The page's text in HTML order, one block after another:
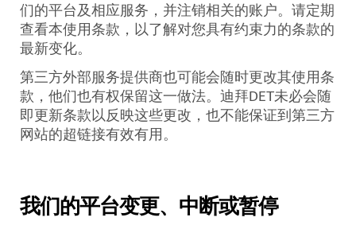
们的平台及相应服务，并注销相关的账户。请定期
查看本使用条款，以了解对您具有约束力的条款的
最新变化。
第三方外部服务提供商也可能会随时更改其使用条
款，他们也有权保留这一做法。迪拜DET未必会随
即更新条款以反映这些更改，也不能保证到第三方
网站的超链接有效有用。
我们的平台变更、中断或暂停